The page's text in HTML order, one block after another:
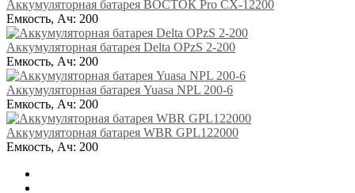
Аккумуляторная батарея ВОСТОК Pro CX-12200
Емкость, Ач: 200
Аккумуляторная батарея Delta OPzS 2-200
Емкость, Ач: 200
Аккумуляторная батарея Yuasa NPL 200-6
Емкость, Ач: 200
Аккумуляторная батарея WBR GPL122000
Емкость, Ач: 200